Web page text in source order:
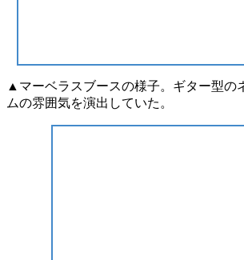
▲マーベラスブースの様子。ギター型の
ムの雰囲気を演出していた。